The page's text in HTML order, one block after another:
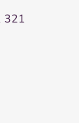
321